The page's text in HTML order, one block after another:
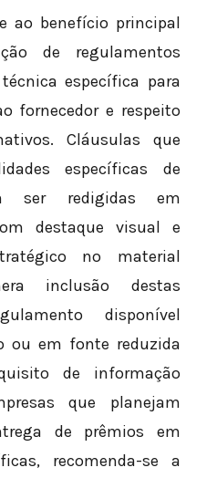
ao benefício principal
de regulamentos
específica para
fornecedor e respeito
Cláusulas que
específicas de
ser redigidas em
destaque visual e
no material
inclusão destas
disponível
ou em fonte reduzida
de informação
que planejam
de prêmios em
recomenda-se a